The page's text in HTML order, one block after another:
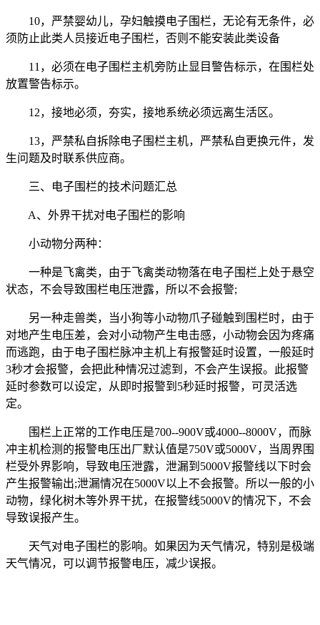
10，严禁婴幼儿，孕妇触摸电子围栏，无论有无条件，必
须防止此类人员接近电子围栏，否则不能安装此类设备
11，必须在电子围栏主机旁防止显目警告标示，在围栏处
放置警告标示。
12，接地必须，夯实，接地系统必须远离生活区。
13，严禁私自拆除电子围栏主机，严禁私自更换元件，发
生问题及时联系供应商。
三、电子围栏的技术问题汇总
A、外界干扰对电子围栏的影响
小动物分两种：
一种是飞禽类，由于飞禽类动物落在电子围栏上处于悬空
状态，不会导致围栏电压泄露，所以不会报警;
另一种走兽类，当小狗等小动物爪子碰触到围栏时，由于
对地产生电压差，会对小动物产生电击感，小动物会因为疼痛
而逃跑，由于电子围栏脉冲主机上有报警延时设置，一般延时
3秒才会报警，会把此种情况过滤到，不会产生误报。此报警
延时参数可以设定，从即时报警到5秒延时报警，可灵活选
定。
围栏上正常的工作电压是700--900V或4000--8000V，而脉
冲主机检测的报警电压出厂默认值是750V或5000V，当周界围
栏受外界影响，导致电压泄露，泄漏到5000V报警线以下时会
产生报警输出;泄漏情况在5000V以上不会报警。所以一般的小
动物，绿化树木等外界干扰，在报警线5000V的情况下，不会
导致误报产生。
天气对电子围栏的影响。如果因为天气情况，特别是极端
天气情况，可以调节报警电压，减少误报。